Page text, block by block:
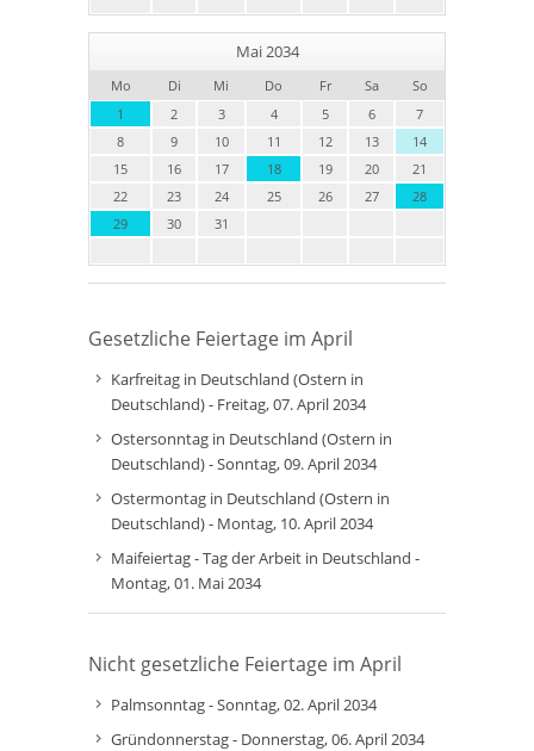
Mai 2034
Mo Di Mi Do Fr Sa
So
1
2 3 4 5 6
7
8
9 10 11 12 13
14
15
16 17 18 19 20
21
22
23 24 25 26 27
28
29
30 31
Gesetzliche Feiertage im April
Karfreitag in Deutschland (Ostern in
Deutschland) - Freitag, 07. April 2034
Ostersonntag in Deutschland (Ostern in
Deutschland) - Sonntag, 09. April 2034
Ostermontag in Deutschland (Ostern in
Deutschland) - Montag, 10. April 2034
Maifeiertag - Tag der Arbeit in Deutschland -
Montag, 01. Mai 2034
Nicht gesetzliche Feiertage im April
Palmsonntag - Sonntag, 02. April 2034
Gründonnerstag - Donnerstag, 06. April 2034